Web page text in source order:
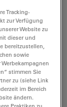
LED-
Tracking-
zur Verfügung
Website zu
dieser und
bereitzustellen,
sowie
stimmen Sie
zu (siehe Link
im Bereich
ändern.